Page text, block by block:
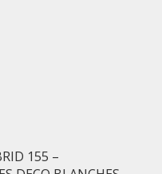
155 –